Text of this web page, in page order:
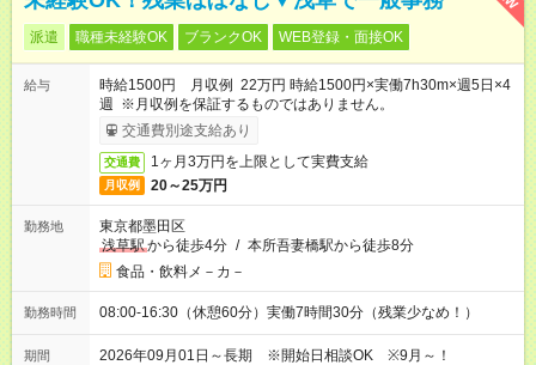
派遣 職種未経験OK ブランクOK WEB登録・面接OK
給与
時給1500円 月収例 22万円 時給1500円×実働7h30m×週5日×4
週 ※月収例を保証するものではありません。
交通費別途支給あり
交通費 1ヶ月3万円を上限として実費支給
月収例 20～25万円
勤務地
東京都墨田区
浅草駅から徒歩4分 / 本所吾妻橋駅から徒歩8分
食品・飲料メ－カ－
勤務時間 08:00-16:30（休憩60分）実働7時間30分（残業少なめ！）
期間 2026年09月01日～長期 ※開始日相談OK ※9月～！